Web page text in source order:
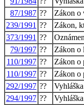
87/1987 ??
Zákon o
239/1991 ??
Zákon,
373/1991 ??
79/1997 ??
Zákon o
110/1997 ??
Zákon o
110/1997 ??
Zákon o
292/1997 ??
294/1997 ??